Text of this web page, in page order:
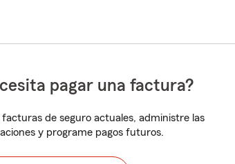
pagar una factura?
facturas de seguro actuales, administre las
y programe pagos futuros.